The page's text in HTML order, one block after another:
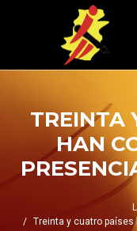
TREINTA
HAN
Treinta y cuatro